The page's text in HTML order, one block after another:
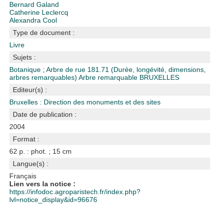
Bernard Galand
Catherine Leclercq
Alexandra Cool
Type de document :
Livre
Sujets :
Botanique ;Arbre de rue 181.71 (Durée, longévité, dimensions,
arbres remarquables)Arbre remarquable BRUXELLES
Editeur(s) :
Bruxelles : Direction des monuments et des sites
Date de publication :
2004
Format :
62 p. : phot. ; 15 cm
Langue(s) :
Français
Lien vers la notice :
https://infodoc.agroparistech.fr/index.php?
lvl=notice_display&id=96676